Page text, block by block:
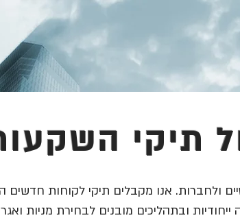
תיקי
אנו מקבלים תיקי לקוחות חדשים החל מ- 2
ובתהליכים מובנים לבחירת מניות